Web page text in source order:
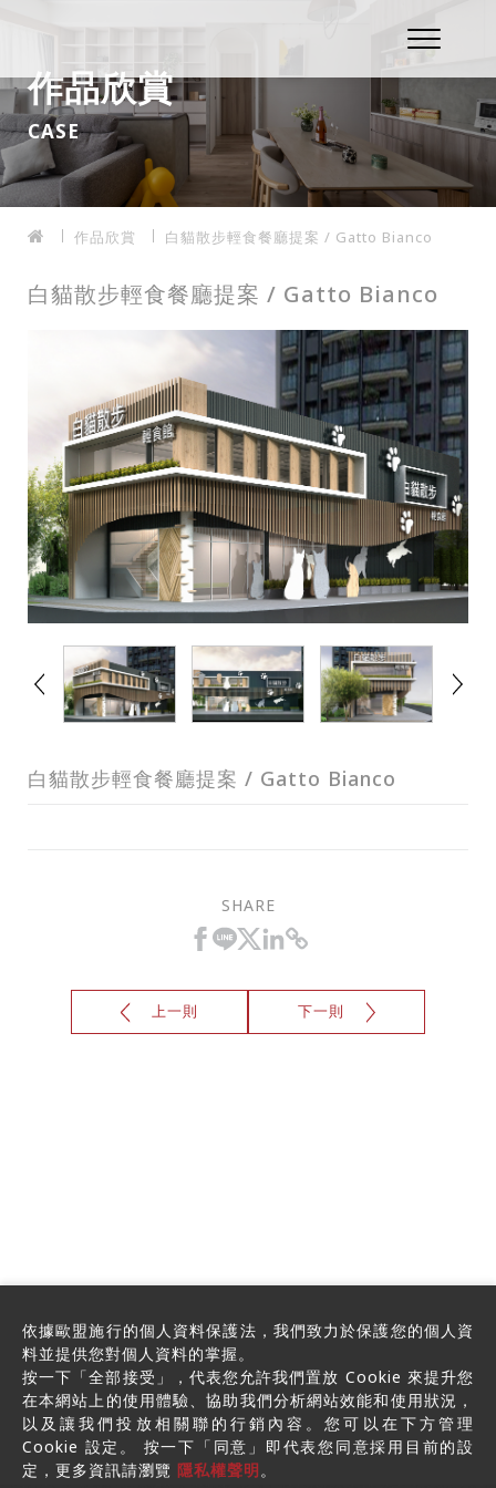
作品欣賞
CASE
作品欣賞 白貓散步輕食餐廳提案 / Gatto Bianco
白貓散步輕食餐廳提案 / Gatto Bianco
白貓散步輕食餐廳提案 / Gatto Bianco
SHARE
上一則 下一則
依據歐盟施行的個人資料保護法，我們致力於保護您的個人資
料並提供您對個人資料的掌握。
按一下「全部接受」，代表您允許我們置放 Cookie 來提升您
在本網站上的使用體驗、協助我們分析網站效能和使用狀況，
以及讓我們投放相關聯的行銷內容。您可以在下方管理
Cookie 設定。 按一下「同意」即代表您同意採用目前的設
定，更多資訊請瀏覽 隱私權聲明。